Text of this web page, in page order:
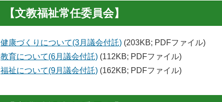
【文教福祉常任委員会】
健康づくりについて(3月議会付託) (203KB; PDFファイル)
教育について(6月議会付託) (112KB; PDFファイル)
福祉について(9月議会付託) (162KB; PDFファイル)